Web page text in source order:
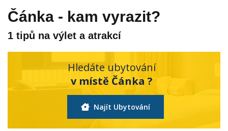
Čánka - kam vyrazit?
1 tipů na výlet a atrakcí
Hledáte ubytování
v místě Čánka ?
Najít Ubytování